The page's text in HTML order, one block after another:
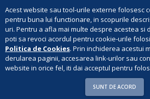
Acest website sau tool-urile externe folosesc
pentru buna lui functionare, in scopurile
uri. Pentru a afla mai multe despre acestea si
poti sa revoci acordul pentru cookie-urile
Politica de Cookies. Prin inchiderea acestui
derularea paginii, accesarea link-urilor sau
website in orice fel, iti dai acceptul pentru
SUNT DE ACORD